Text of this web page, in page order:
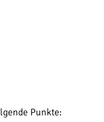
Punkte: